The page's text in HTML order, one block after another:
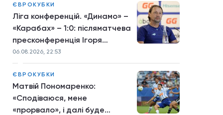
ЄВРОКУБКИ
Ліга конференцій. «Динамо» –
«Карабах» – 1:0: післяматчева
пресконференція Ігоря
Костюка
06.08.2026, 22:53
ЄВРОКУБКИ
Матвій Пономаренко:
«Сподіваюся, мене
«прорвало», і далі буде